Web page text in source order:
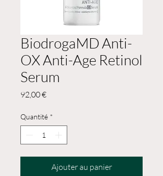
BiodrogaMD Anti-
OX Anti-Age Retinol
Serum
92,00 €Prix
Quantité *
Ajouter au panier